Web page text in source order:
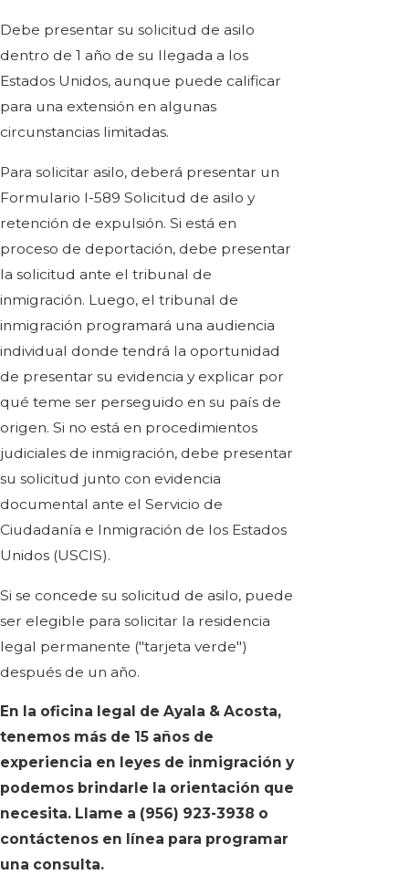
Debe presentar su solicitud de asilo
dentro de 1 año de su llegada a los
Estados Unidos, aunque puede calificar
para una extensión en algunas
circunstancias limitadas.
Para solicitar asilo, deberá presentar un
Formulario I-589 Solicitud de asilo y
retención de expulsión. Si está en
proceso de deportación, debe presentar
la solicitud ante el tribunal de
inmigración. Luego, el tribunal de
inmigración programará una audiencia
individual donde tendrá la oportunidad
de presentar su evidencia y explicar por
qué teme ser perseguido en su país de
origen. Si no está en procedimientos
judiciales de inmigración, debe presentar
su solicitud junto con evidencia
documental ante el Servicio de
Ciudadanía e Inmigración de los Estados
Unidos (USCIS).
Si se concede su solicitud de asilo, puede
ser elegible para solicitar la residencia
legal permanente ("tarjeta verde")
después de un año.
En la oficina legal de Ayala & Acosta,
tenemos más de 15 años de
experiencia en leyes de inmigración y
podemos brindarle la orientación que
necesita. Llame a (956) 923-3938 o
contáctenos en línea para programar
una consulta.